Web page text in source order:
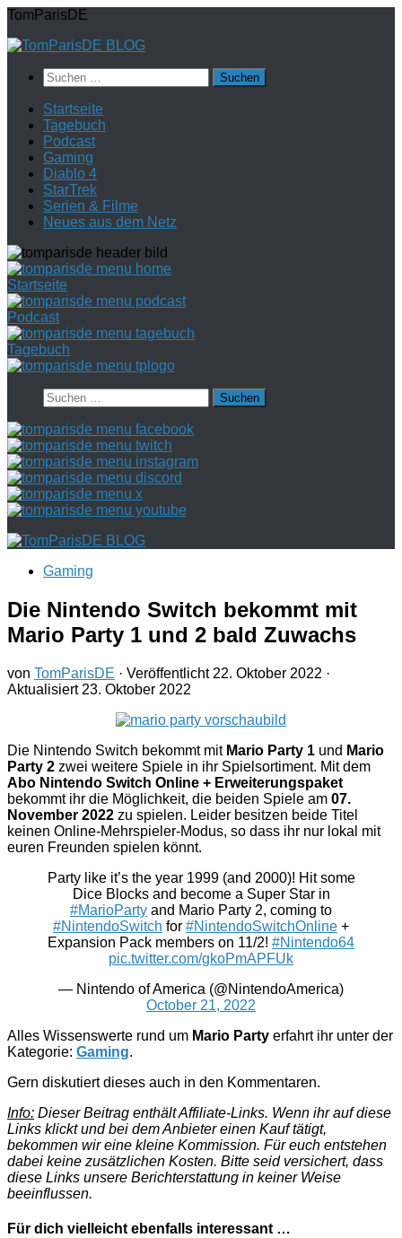
Zum
springen
TomParisDE
Suchen
nach:
Startseite
Tagebuch
Podcast
Gaming
Diablo 4
StarTrek
Serien & Filme
Neues aus dem Netz
Startseite
Podcast
Tagebuch
Suchen
nach:
Gaming
Die Nintendo Switch bekommt mit
Mario Party 1 und 2 bald Zuwachs
von TomParisDE · Veröffentlicht 22. Oktober 2022 ·
Aktualisiert 23. Oktober 2022
Die Nintendo Switch bekommt mitMario Party 1 und Mario
Party 2 zwei weitere Spiele in ihr Spielsortiment. Mit dem
Abo Nintendo Switch Online + Erweiterungspaket
bekommt ihr die Möglichkeit, die beiden Spiele am 07.
November 2022 zu spielen. Leider besitzen beide Titel
keinen Online-Mehrspieler-Modus, so dass ihr nur lokal mit
euren Freunden spielen könnt.
Party like it’s the year 1999 (and 2000)! Hit some
Dice Blocks and become a Super Star in
#MarioParty and Mario Party 2, coming to
#NintendoSwitch for #NintendoSwitchOnline +
Expansion Pack members on 11/2! #Nintendo64
pic.twitter.com/gkoPmAPFUk
— Nintendo of America (@NintendoAmerica)
October 21, 2022
Alles Wissenswerte rund um Mario Party erfahrt ihr unter der
Kategorie: Gaming.
Gern diskutiert dieses auch in den Kommentaren.
Info: Dieser Beitrag enthält Affiliate-Links. Wenn ihr auf diese
Links klickt und bei dem Anbieter einen Kauf tätigt,
bekommen wir eine kleine Kommission. Für euch entstehen
dabei keine zusätzlichen Kosten. Bitte seid versichert, dass
diese Links unsere Berichterstattung in keiner Weise
beeinflussen.
Für dich vielleicht ebenfalls interessant …